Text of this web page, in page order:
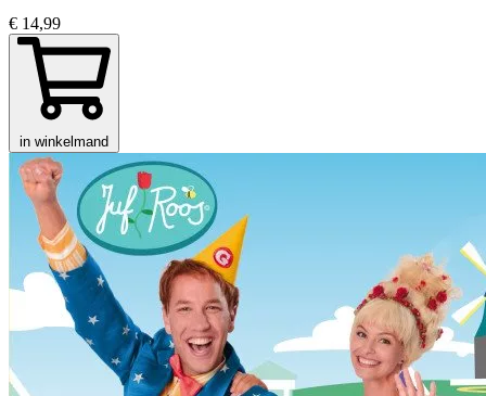
€ 14,99
in winkelmand